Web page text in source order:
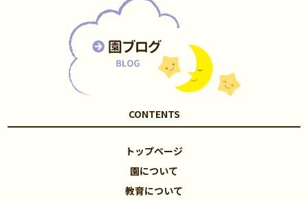
CONTENTS
トップページ
園について
教育について